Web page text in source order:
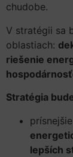
chudobe.
V stratégii sa
oblastiach:
riešenie
Stratégia
prísnejšie
lepších